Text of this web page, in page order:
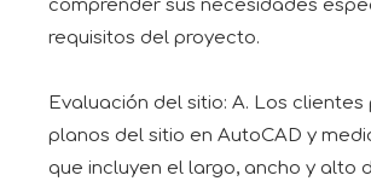
comprender sus necesidades
requisitos del proyecto.
Evaluación del sitio: A. Los
planos del sitio en AutoCAD y
que incluyen el largo, ancho y alto